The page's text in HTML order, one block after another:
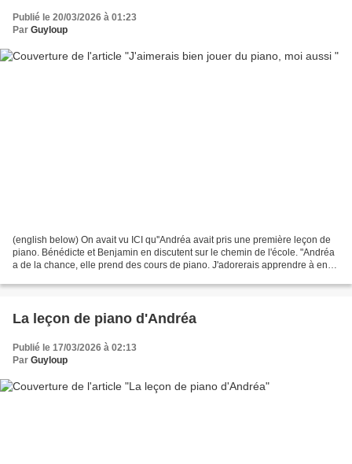
Publié le 20/03/2026 à 01:23
Par Guyloup
(english below) On avait vu ICI qu''Andréa avait pris une première leçon de
piano. Bénédicte et Benjamin en discutent sur le chemin de l'école. "Andréa
a de la chance, elle prend des cours de piano. J'adorerais apprendre à en
La leçon de piano d'Andréa
Publié le 17/03/2026 à 02:13
Par Guyloup